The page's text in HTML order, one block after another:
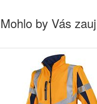
Mohlo by Vás